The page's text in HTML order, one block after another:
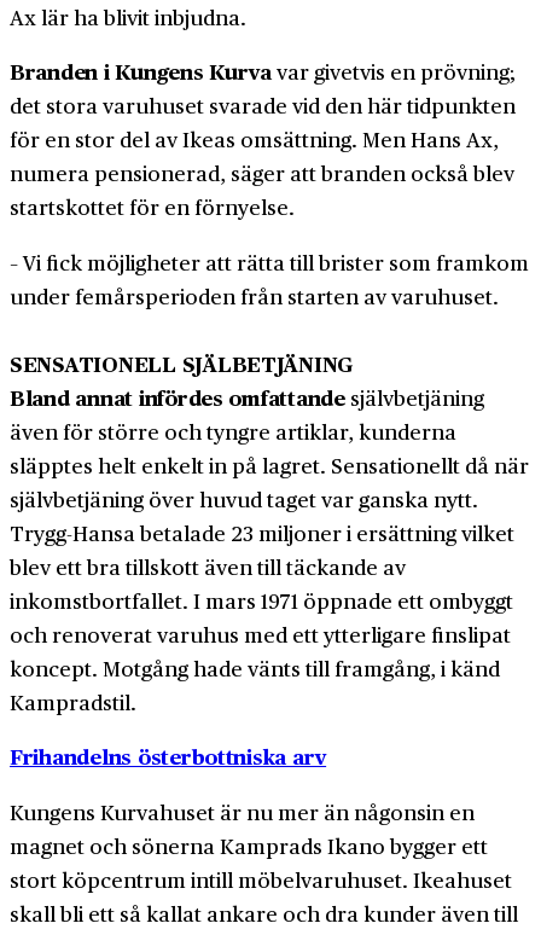
Ax lär ha blivit inbjudna.
Branden i Kungens Kurvavar givetvis en prövning;
det stora varuhuset svarade vid den här tidpunkten
för en stor del av Ikeas omsättning. Men Hans Ax,
numera pensionerad, säger att branden också blev
startskottet för en förnyelse.
– Vi fick möjligheter att rätta till brister som framkom
under femårsperioden från starten av varuhuset.
SENSATIONELL SJÄLBETJÄNING
Bland annat infördes omfattandesjälvbetjäning
även för större och tyngre artiklar, kunderna
släpptes helt enkelt in på lagret. Sensationellt då när
självbetjäning över huvud taget var ganska nytt.
Trygg-Hansa betalade 23 miljoner i ersättning vilket
blev ett bra tillskott även till täckande av
inkomstbortfallet. I mars 1971 öppnade ett ombyggt
och renoverat varuhus med ett ytterligare finslipat
koncept. Motgång hade vänts till framgång, i känd
Kampradstil.
Frihandelns österbottniska arv
Kungens Kurvahuset är nu mer än någonsin en
magnet och sönerna Kamprads Ikano bygger ett
stort köpcentrum intill möbelvaruhuset. Ikeahuset
skall bli ett så kallat ankare och dra kunder även till